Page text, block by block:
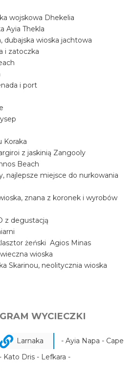
wojskowa Dhekelia
Ayia Thekla
dubajska wioska jachtowa
i zatoczka
i port
Koraka
z jaskinią Zangooly
Beach
najlepsze miejsce do nurkowania
znana z koronek i wyrobów
z degustacją
żeński Agios Minas
wioska
Skarinou, neolitycznia wioska
WYCIECZKI
Larnaka
- Ayia Napa - Cape
Kato Dris - Lefkara -